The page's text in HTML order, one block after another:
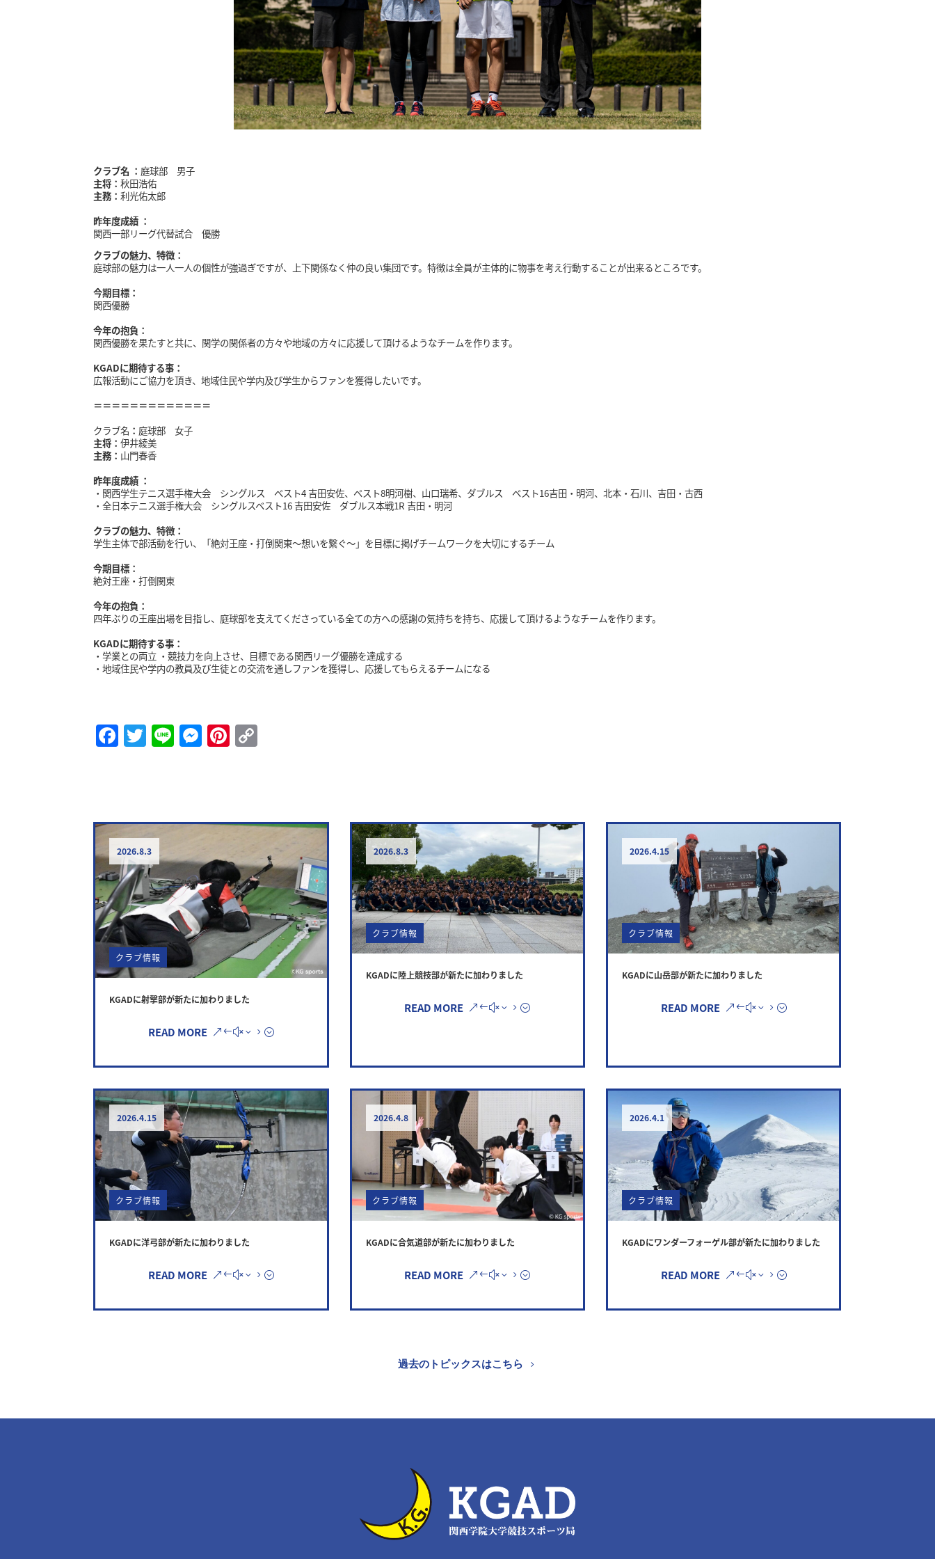
クラブ名 ： 庭球部 男子
主将：秋田浩佑
主務：利光佑太郎
昨年度成績 ：
関西一部リーグ代替試合 優勝
クラブの魅力、特徴：
庭球部の魅力は一人一人の個性が強過ぎですが、上下関係なく仲の良い集団です。特徴は全員が主体的に物事を考え行動することが出来るところです。
今期目標：
関西優勝
今年の抱負：
関西優勝を果たすと共に、関学の関係者の方々や地域の方々に応援して頂けるようなチームを作ります。
KGADに期待する事：
広報活動にご協力を頂き、地域住民や学内及び学生からファンを獲得したいです。
＝＝＝＝＝＝＝＝＝＝＝＝＝
クラブ名 ： 庭球部 女子
主将：伊井綾美
主務： 山門春香
昨年度成績 ：
・関西学生テニス選手権大会 シングルス ベスト4 吉田安佐、ベスト8明河樹、山口瑞希、ダブルス ベスト16吉田・明河、北本・石川、吉田・古西
・全日本テニス選手権大会 シングルスベスト16 吉田安佐 ダブルス本戦1R 吉田・明河
クラブの魅力、特徴：
学生主体で部活動を行い、「絶対王座・打倒関東〜想いを繋ぐ〜」を目標に掲げチームワークを大切にするチーム
今期目標：
絶対王座・打倒関東
今年の抱負：
四年ぶりの王座出場を目指し、庭球部を支えてくださっている全ての方への感謝の気持ちを持ち、応援して頂けるようなチームを作ります。
KGADに期待する事：
・学業との両立 ・競技力を向上させ、目標である関西リーグ優勝を達成する
・地域住民や学内の教員及び生徒との交流を通しファンを獲得し、応援してもらえるチームになる
Facebook
Twitter
LineMessenger
Pinterest
2026.8.3
クラブ情報
KGADに射撃部が新たに加わりました
READ MORE
2026.8.3
クラブ情報
KGADに陸上競技部が新たに加わりました
READ MORE
2026.4.15
クラブ情報
KGADに山岳部が新たに加わりました
READ MORE
2026.4.15
クラブ情報
KGADに洋弓部が新たに加わりました
READ MORE
2026.4.8
クラブ情報
KGADに合気道部が新たに加わりました
READ MORE
2026.4.1
クラブ情報
KGADにワンダーフォーゲル部が新たに加わりました
READ MORE
過去のトピックスはこちら